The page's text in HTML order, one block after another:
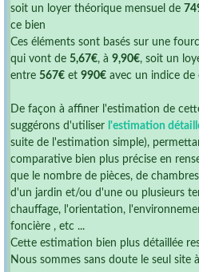
soit un loyer théorique mensuel de
ce bien
Ces éléments sont basés sur une
qui vont de 5,67€, à 9,90€, soit un
entre 567€ et 990€ avec un indice de
De façon à affiner l'estimation de
suggérons d'utiliser l'estimation
suite de l'estimation simple),
comparative bien plus précise en
que le nombre de pièces, de
d'un jardin et/ou d'une ou plusieurs
chauffage, l'orientation,
foncière , etc ...
Cette estimation bien plus détaillée
Nous sommes sans doute le seul site